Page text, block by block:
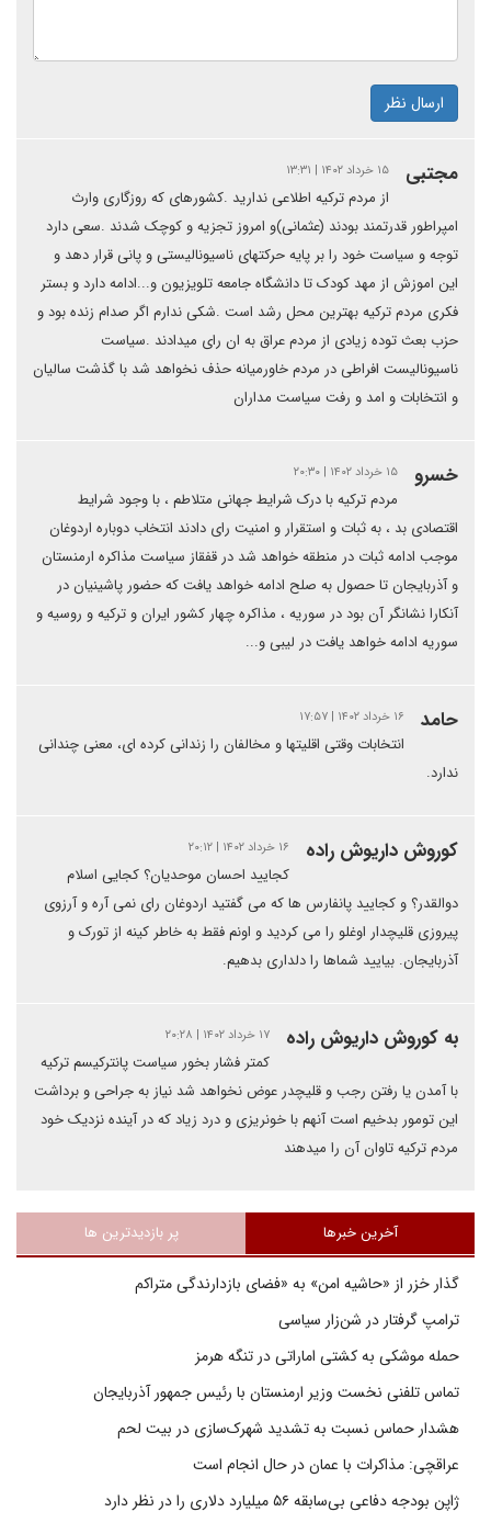
ارسال نظر
مجتبی ۱۵ خرداد ۱۴۰۲ | ۱۳:۳۱
از مردم ترکیه اطلاعی ندارید .کشورهای که روزگاری وارث
امپراطور قدرتمند بودند (عثمانی)و امروز تجزیه و کوچک شدند .سعی دارد
توجه و سیاست خود را بر پایه حرکتهای ناسیونالیستی و پانی قرار دهد و
این اموزش از مهد کودک تا دانشگاه جامعه تلویزیون و...ادامه دارد و بستر
فکری مردم ترکیه بهترین محل رشد است .شکی ندارم اگر صدام زنده بود و
حزب بعث توده زیادی از مردم عراق به ان رای میدادند .سیاست
ناسیونالیست افراطی در مردم خاورمیانه حذف نخواهد شد با گذشت سالیان
و انتخابات و امد و رفت سیاست مداران
خسرو ۱۵ خرداد ۱۴۰۲ | ۲۰:۳۰
مردم ترکیه با درک شرایط جهانی متلاطم ، با وجود شرایط
اقتصادی بد ، به ثبات و استقرار و امنیت رای دادند انتخاب دوباره اردوغان
موجب ادامه ثبات در منطقه خواهد شد در قفقاز سیاست مذاکره ارمنستان
و آذربایجان تا حصول به صلح ادامه خواهد یافت که حضور پاشینیان در
آنکارا نشانگر آن بود در سوریه ، مذاکره چهار کشور ایران و ترکیه و روسیه و
سوریه ادامه خواهد یافت در لیبی و...
حامد ۱۶ خرداد ۱۴۰۲ | ۱۷:۵۷
انتخابات وقتی اقلیتها و مخالفان را زندانی کرده ای، معنی چندانی
ندارد.
کوروش داریوش راده ۱۶ خرداد ۱۴۰۲ | ۲۰:۱۲
کجایید احسان موحدیان؟ کجایی اسلام
دوالقدر؟ و کجایید پانفارس ها که می گفتید اردوغان رای نمی آره و آرزوی
پیروزی قلیچدار اوغلو را می کردید و اونم فقط به خاطر کینه از تورک و
آذربایجان. بیایید شماها را دلداری بدهیم.
به کوروش داریوش راده ۱۷ خرداد ۱۴۰۲ | ۲۰:۲۸
کمتر فشار بخور سیاست پانترکیسم ترکیه
با آمدن یا رفتن رجب و قلیچدر عوض نخواهد شد نیاز به جراحی و برداشت
این تومور بدخیم است آنهم با خونریزی و درد زیاد که در آینده نزدیک خود
مردم ترکیه تاوان آن را میدهند
آخرین خبرها پر بازدیدترین ها
گذار خزر از «حاشیه امن» به «فضای بازدارندگی متراکم
ترامپ گرفتار در شن‌زار سیاسی
حمله موشکی به کشتی اماراتی در تنگه هرمز
تماس تلفنی نخست وزیر ارمنستان با رئیس جمهور آذربایجان
هشدار حماس نسبت به تشدید شهرک‌سازی در بیت‌ لحم
عراقچی: مذاکرات با عمان در حال انجام است
ژاپن بودجه دفاعی بی‌سابقه ۵۶ میلیارد دلاری را در نظر دارد